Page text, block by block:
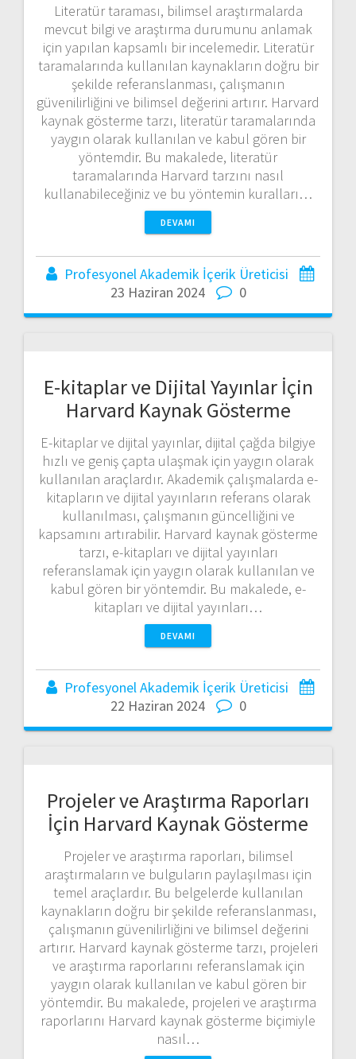
Literatür taraması, bilimsel araştırmalarda
mevcut bilgi ve araştırma durumunu anlamak
için yapılan kapsamlı bir incelemedir. Literatür
taramalarında kullanılan kaynakların doğru bir
şekilde referanslanması, çalışmanın
güvenilirliğini ve bilimsel değerini artırır. Harvard
kaynak gösterme tarzı, literatür taramalarında
yaygın olarak kullanılan ve kabul gören bir
yöntemdir. Bu makalede, literatür
taramalarında Harvard tarzını nasıl
kullanabileceğiniz ve bu yöntemin kuralları…
DEVAMI
Profesyonel Akademik İçerik Üreticisi
23 Haziran 2024
0
E-kitaplar ve Dijital Yayınlar İçin
Harvard Kaynak Gösterme
E-kitaplar ve dijital yayınlar, dijital çağda bilgiye
hızlı ve geniş çapta ulaşmak için yaygın olarak
kullanılan araçlardır. Akademik çalışmalarda e-
kitapların ve dijital yayınların referans olarak
kullanılması, çalışmanın güncelliğini ve
kapsamını artırabilir. Harvard kaynak gösterme
tarzı, e-kitapları ve dijital yayınları
referanslamak için yaygın olarak kullanılan ve
kabul gören bir yöntemdir. Bu makalede, e-
kitapları ve dijital yayınları…
DEVAMI
Profesyonel Akademik İçerik Üreticisi
22 Haziran 2024
0
Projeler ve Araştırma Raporları
İçin Harvard Kaynak Gösterme
Projeler ve araştırma raporları, bilimsel
araştırmaların ve bulguların paylaşılması için
temel araçlardır. Bu belgelerde kullanılan
kaynakların doğru bir şekilde referanslanması,
çalışmanın güvenilirliğini ve bilimsel değerini
artırır. Harvard kaynak gösterme tarzı, projeleri
ve araştırma raporlarını referanslamak için
yaygın olarak kullanılan ve kabul gören bir
yöntemdir. Bu makalede, projeleri ve araştırma
raporlarını Harvard kaynak gösterme biçimiyle
nasıl…